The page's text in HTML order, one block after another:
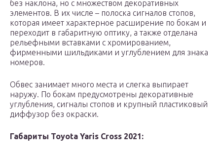
без наклона, но с множеством декоративных
элементов. В их числе – полоска сигналов стопов,
которая имеет характерное расширение по бокам и
переходит в габаритную оптику, а также отделана
рельефными вставками с хромированием,
фирменными шильдиками и углублением для знака
номеров.
Обвес занимает много места и слегка выпирает
наружу. По бокам предусмотрены декоративные
углубления, сигналы стопов и крупный пластиковый
диффузор без окраски.
Габариты Toyota Yaris Cross 2021: